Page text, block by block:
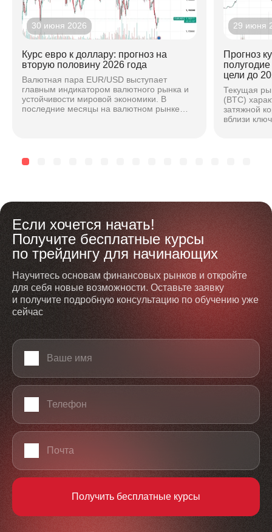
30 июня 2026
Курс евро к доллару: прогноз на
вторую половину 2026 года
Валютная пара EUR/USD выступает
главным индикатором валютного рынка и
устойчивости мировой экономики. В
последние месяцы на валютном рынке
29 июня
Прогноз
цели до
Текущая
(BTC)
затяжной
вблизи
Если хочется начать!
Получите бесплатные курсы
по трейдингу для начинающих
Научитесь основам финансовых рынков и откройте
для себя новые возможности. Оставьте заявку
и получите подробную консультацию по обучению уже
сейчас
Ваше имя
Телефон
Email
Получить бесплатные курсы